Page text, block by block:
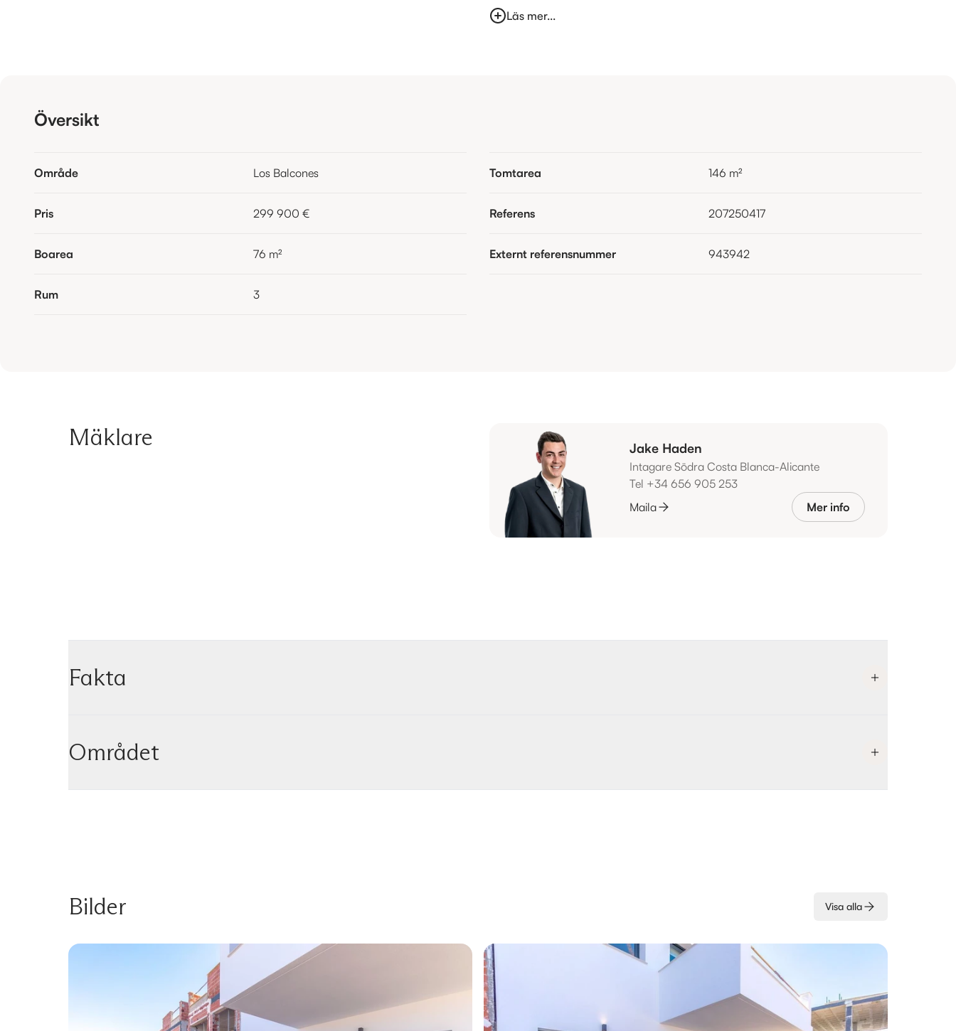
Läs mer...
Översikt
Område Los Balcones
Pris 299 900 €
Boarea 76 m²
Rum 3
Tomtarea 146 m²
Referens 207250417
Externt referensnummer 943942
Mäklare Jake Haden
Intagare Södra Costa Blanca-Alicante
Tel +34 656 905 253
Maila
Mer info
Fakta
Området
Bilder Visa alla